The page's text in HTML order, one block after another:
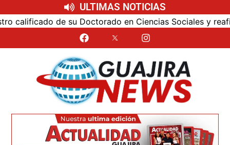
ULTIMAS NOTICIAS
de su Doctorado en Ciencias Sociales y reafirmó